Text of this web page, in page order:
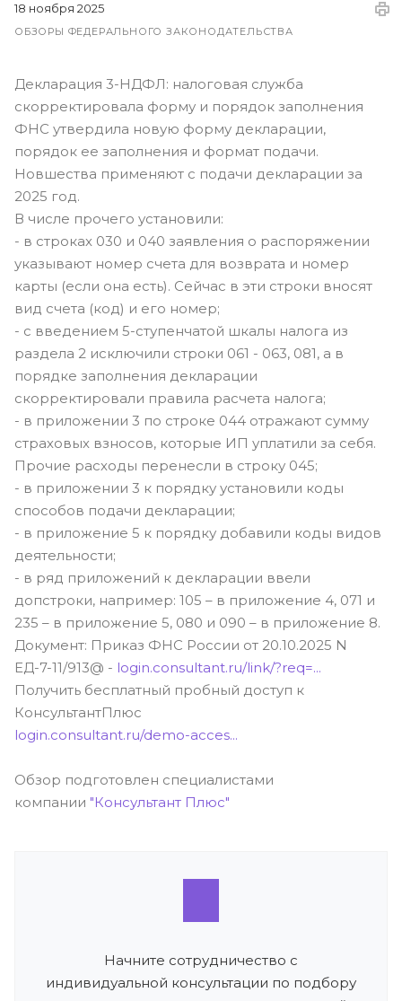
18 ноября 2025
ОБЗОРЫ ФЕДЕРАЛЬНОГО ЗАКОНОДАТЕЛЬСТВА
Декларация 3-НДФЛ: налоговая служба
скорректировала форму и порядок заполнения
ФНС утвердила новую форму декларации,
порядок ее заполнения и формат подачи.
Новшества применяют с подачи декларации за
2025 год.
В числе прочего установили:
- в строках 030 и 040 заявления о распоряжении
указывают номер счета для возврата и номер
карты (если она есть). Сейчас в эти строки вносят
вид счета (код) и его номер;
- с введением 5-ступенчатой шкалы налога из
раздела 2 исключили строки 061 - 063, 081, а в
порядке заполнения декларации
скорректировали правила расчета налога;
- в приложении 3 по строке 044 отражают сумму
страховых взносов, которые ИП уплатили за себя.
Прочие расходы перенесли в строку 045;
- в приложении 3 к порядку установили коды
способов подачи декларации;
- в приложение 5 к порядку добавили коды видов
деятельности;
- в ряд приложений к декларации ввели
допстроки, например: 105 – в приложение 4, 071 и
235 – в приложение 5, 080 и 090 – в приложение 8.
Документ: Приказ ФНС России от 20.10.2025 N
ЕД-7-11/913@ - login.consultant.ru/link/?req=...
Получить бесплатный пробный доступ к
КонсультантПлюс
login.consultant.ru/demo-acces...
Обзор подготовлен специалистами
компании "Консультант Плюс"
Начните сотрудничество с
индивидуальной консультации по подбору